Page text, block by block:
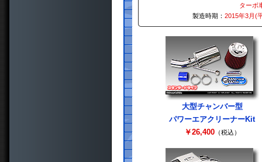
ターボ
製造時期： 2015年3月(
大型チャンバー型
パワーエアクリーナーKit
￥26,400（税込）